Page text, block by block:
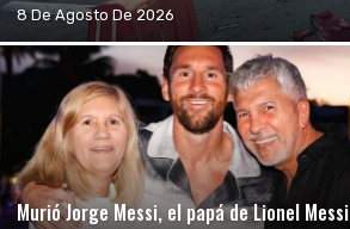
8 De Agosto De 2026
Murió Jorge Messi, el papá de Lionel Messi